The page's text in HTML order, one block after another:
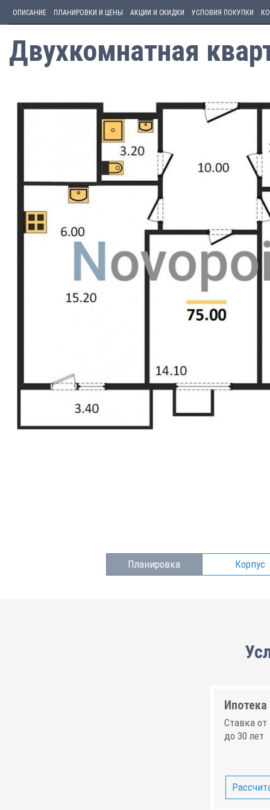
ОПИСАНИЕ ПЛАНИРОВКИ И ЦЕНЫ АКЦИИ И СКИДКИ УСЛОВИЯ ПОКУПКИ
Двухкомнатная
Планировка Корпус
Ипотека
Ставка от
до 30 лет